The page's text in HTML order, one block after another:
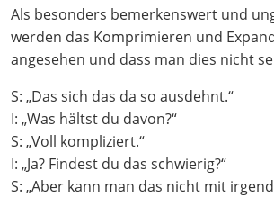
Als besonders bemerkenswert und
werden das Komprimieren und
angesehen und dass man dies nicht
S: „Das sich das da so ausdehnt.“
I: „Was hältst du davon?“
S: „Voll kompliziert.“
I: „Ja? Findest du das schwierig?“
S: „Aber kann man das nicht mit